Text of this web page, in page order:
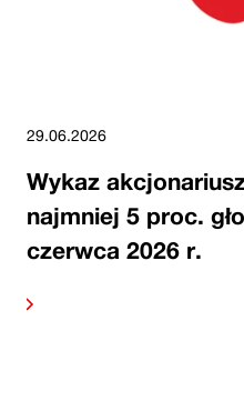
29.06.2026
Wykaz
najmniej 5 proc.
czerwca 2026 r.